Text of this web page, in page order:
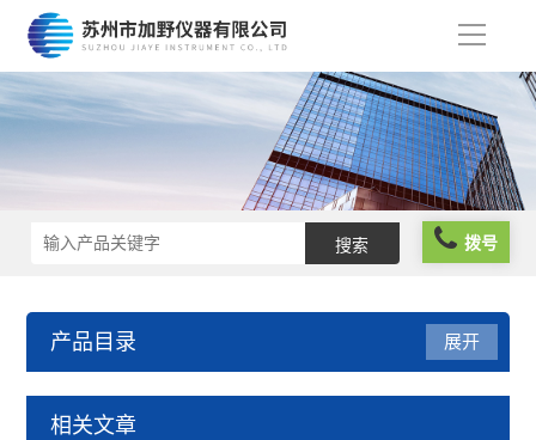
导
拨号
产品目录
工具显微镜
展开
相关文章